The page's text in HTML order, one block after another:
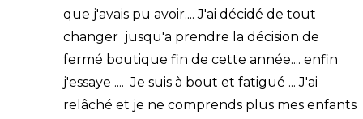
que j'avais pu avoir.... J'ai décidé de tout
changer jusqu'a prendre la décision de
fermé boutique fin de cette année.... enfin
j'essaye .... Je suis à bout et fatigué ... J'ai
relâché et je ne comprends plus mes enfants